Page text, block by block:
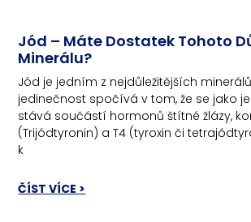
Jód – Máte Dostatek Tohoto
Minerálu?
Jód je jedním z nejdůležitějších
jedinečnost spočívá v tom, že se jako
stává součástí hormonů štítné žlázy,
(Trijódtyronin) a T4 (tyroxin či
k
ČÍST VÍCE >